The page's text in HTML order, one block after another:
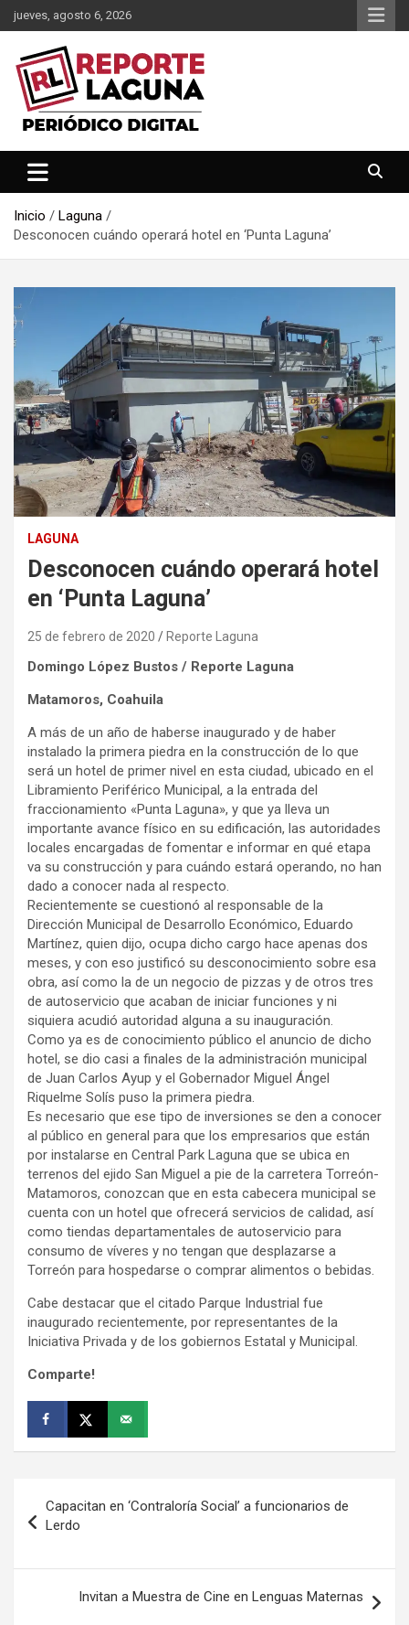
Saltar
al
contenido
jueves, agosto 6, 2026
Reporte Laguna
Inicio
Laguna
Desconocen cuándo operará hotel en ‘Punta Laguna’
LAGUNA
Desconocen cuándo operará hotel
en ‘Punta Laguna’
25 de febrero de 2020 Reporte Laguna
Domingo López Bustos / Reporte Laguna
Matamoros, Coahuila
A más de un año de haberse inaugurado y de haber
instalado la primera piedra en la construcción de lo que
será un hotel de primer nivel en esta ciudad, ubicado en el
Libramiento Periférico Municipal, a la entrada del
fraccionamiento «Punta Laguna», y que ya lleva un
importante avance físico en su edificación, las autoridades
locales encargadas de fomentar e informar en qué etapa
va su construcción y para cuándo estará operando, no han
dado a conocer nada al respecto.
Recientemente se cuestionó al responsable de la
Dirección Municipal de Desarrollo Económico, Eduardo
Martínez, quien dijo, ocupa dicho cargo hace apenas dos
meses, y con eso justificó su desconocimiento sobre esa
obra, así como la de un negocio de pizzas y de otros tres
de autoservicio que acaban de iniciar funciones y ni
siquiera acudió autoridad alguna a su inauguración.
Como ya es de conocimiento público el anuncio de dicho
hotel, se dio casi a finales de la administración municipal
de Juan Carlos Ayup y el Gobernador Miguel Ángel
Riquelme Solís puso la primera piedra.
Es necesario que ese tipo de inversiones se den a conocer
al público en general para que los empresarios que están
por instalarse en Central Park Laguna que se ubica en
terrenos del ejido San Miguel a pie de la carretera Torreón-
Matamoros, conozcan que en esta cabecera municipal se
cuenta con un hotel que ofrecerá servicios de calidad, así
como tiendas departamentales de autoservicio para
consumo de víveres y no tengan que desplazarse a
Torreón para hospedarse o comprar alimentos o bebidas.
Cabe destacar que el citado Parque Industrial fue
inaugurado recientemente, por representantes de la
Iniciativa Privada y de los gobiernos Estatal y Municipal.
Comparte!
de
Capacitan en ‘Contraloría Social’ a funcionarios de
Lerdo
Invitan a Muestra de Cine en Lenguas Maternas